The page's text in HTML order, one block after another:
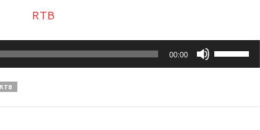
00:00
Utilisez
les
RTB